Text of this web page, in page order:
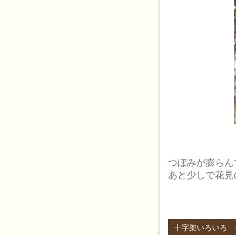
つぼみが膨らん
あと少しで花見
十字架いろいろ